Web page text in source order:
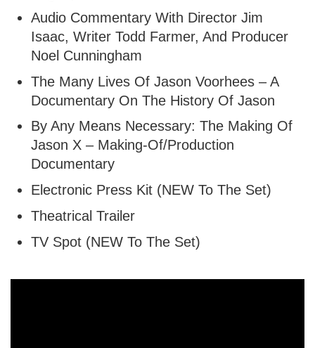
Audio Commentary With Director Jim
Isaac, Writer Todd Farmer, And Producer
Noel Cunningham
The Many Lives Of Jason Voorhees – A
Documentary On The History Of Jason
By Any Means Necessary: The Making Of
Jason X – Making-Of/Production
Documentary
Electronic Press Kit (NEW To The Set)
Theatrical Trailer
TV Spot (NEW To The Set)